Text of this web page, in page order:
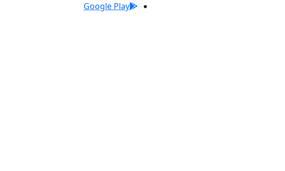
Google Play